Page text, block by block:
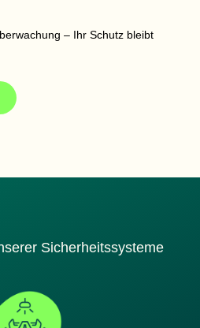
– Ihr Schutz bleibt
Sicherheitssysteme